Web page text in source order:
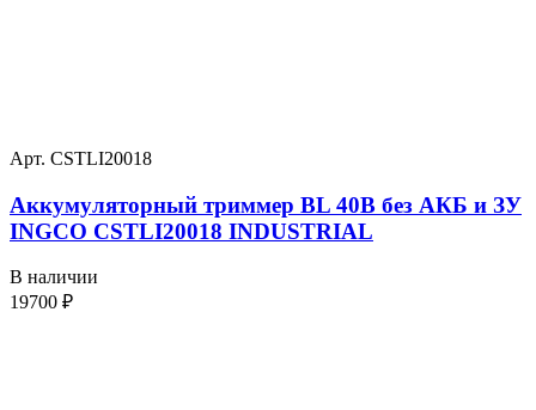
Арт. CSTLI20018
Аккумуляторный триммер BL 40В без АКБ и ЗУ
INGCO CSTLI20018 INDUSTRIAL
В наличии
19700 ₽